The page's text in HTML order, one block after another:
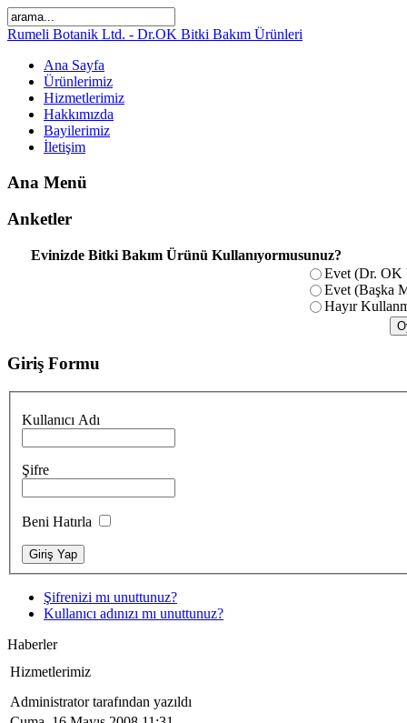
Rumeli Botanik Ltd. - Dr.OK Bitki Bakım Ürünleri
Ana Sayfa
Ürünlerimiz
Hizmetlerimiz
Hakkımızda
Bayilerimiz
İletişim
Ana Menü
Anketler
Evinizde Bitki Bakım Ürünü Kullanıyormusunuz?
Evet (Dr. OK
Evet (Başka
Hayır
Giriş Formu
Kullanıcı Adı
Şifre
Beni Hatırla
Şifrenizi mı unuttunuz?
Kullanıcı adınızı mı unuttunuz?
Haberler
Hizmetlerimiz
Administrator tarafından yazıldı